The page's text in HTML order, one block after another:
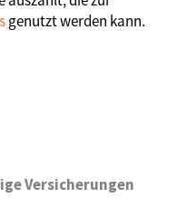
genutzt werden kann.
Versicherungen